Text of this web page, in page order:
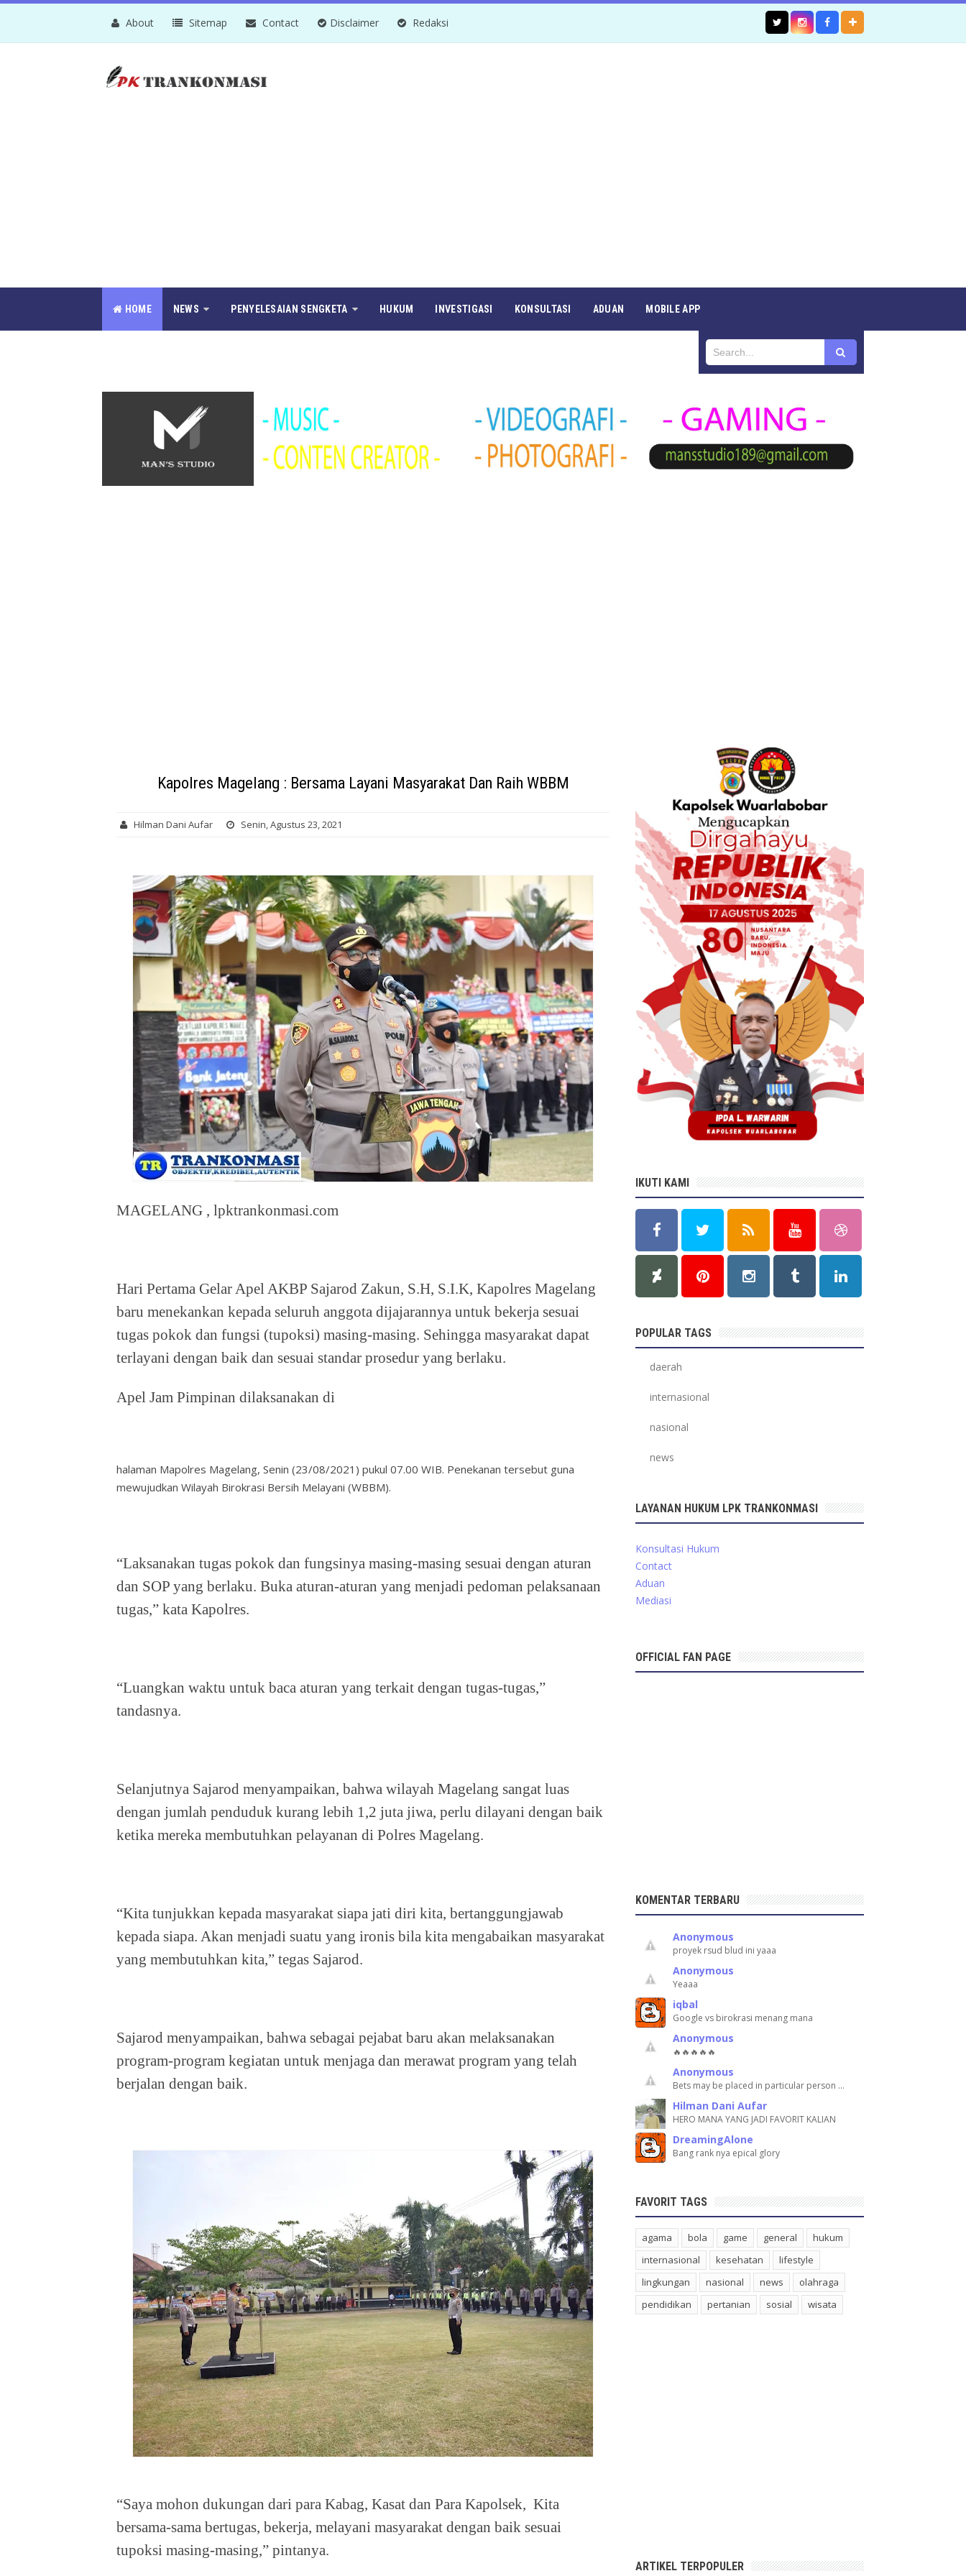
About Sitemap Contact Disclaimer Redaksi
HOME NEWS PENYELESAIAN SENGKETA HUKUM INVESTIGASI KONSULTASI ADUAN MOBILE APP
Kapolres Magelang : Bersama Layani Masyarakat Dan Raih WBBM
Hilman Dani Aufar Senin, Agustus 23, 2021
MAGELANG , lpktrankonmasi.com
Hari Pertama Gelar Apel AKBP Sajarod Zakun, S.H, S.I.K, Kapolres Magelang
baru menekankan kepada seluruh anggota dijajarannya untuk bekerja sesuai
tugas pokok dan fungsi (tupoksi) masing-masing. Sehingga masyarakat dapat
terlayani dengan baik dan sesuai standar prosedur yang berlaku.
Apel Jam Pimpinan dilaksanakan di
halaman Mapolres Magelang, Senin (23/08/2021) pukul 07.00 WIB. Penekanan tersebut guna
mewujudkan Wilayah Birokrasi Bersih Melayani (WBBM).
“Laksanakan tugas pokok dan fungsinya masing-masing sesuai dengan aturan
dan SOP yang berlaku. Buka aturan-aturan yang menjadi pedoman pelaksanaan
tugas,” kata Kapolres.
“Luangkan waktu untuk baca aturan yang terkait dengan tugas-tugas,”
tandasnya.
Selanjutnya Sajarod menyampaikan, bahwa wilayah Magelang sangat luas
dengan jumlah penduduk kurang lebih 1,2 juta jiwa, perlu dilayani dengan baik
ketika mereka membutuhkan pelayanan di Polres Magelang.
“Kita tunjukkan kepada masyarakat siapa jati diri kita, bertanggungjawab
kepada siapa. Akan menjadi suatu yang ironis bila kita mengabaikan masyarakat
yang membutuhkan kita,” tegas Sajarod.
Sajarod menyampaikan, bahwa sebagai pejabat baru akan melaksanakan
program-program kegiatan untuk menjaga dan merawat program yang telah
berjalan dengan baik.
“Saya mohon dukungan dari para Kabag, Kasat dan Para Kapolsek, Kita
bersama-sama bertugas, bekerja, melayani masyarakat dengan baik sesuai
tupoksi masing-masing,” pintanya.
IKUTI KAMI
POPULAR TAGS
daerah
internasional
nasional
news
LAYANAN HUKUM LPK TRANKONMASI
Konsultasi Hukum
Contact
Aduan
Mediasi
OFFICIAL FAN PAGE
KOMENTAR TERBARU
Anonymous
proyek rsud blud ini yaaa
Anonymous
Yeaaa
iqbal
Google vs birokrasi menang mana
Anonymous
🔥🔥🔥🔥🔥
Anonymous
Bets may be placed in particular person …
Hilman Dani Aufar
HERO MANA YANG JADI FAVORIT KALIAN
DreamingAlone
Bang rank nya epical glory
FAVORIT TAGS
agama bola game general
hukum
internasional
kesehatan
lifestyle
lingkungan
nasional news
olahraga
pendidikan
pertanian sosial wisata
ARTIKEL TERPOPULER